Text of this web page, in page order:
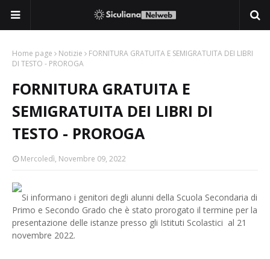
Home page Notizie
FORNITURA GRATUITA E SEMIGRATUITA DEI LIBRI
DI TESTO - PROROGA
FORNITURA GRATUITA E
SEMIGRATUITA DEI LIBRI DI
TESTO - PROROGA
Mercoledì, Novembre 09, 2022
Si informano i genitori degli alunni della Scuola Secondaria di
Primo e Secondo Grado che è stato prorogato il termine per la
presentazione delle istanze presso gli Istituti Scolastici al 21
novembre 2022.